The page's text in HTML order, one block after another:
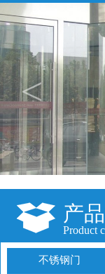
<
产
Product
不锈钢门